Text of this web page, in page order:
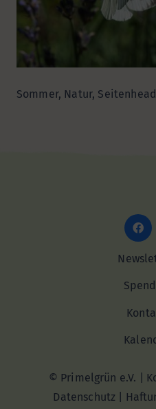
Sommer, Natur,
© Primelgrün e.V. |
Datenschutz